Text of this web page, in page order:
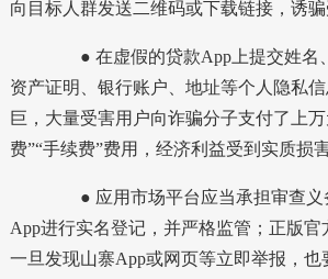
向目标人群发送二维码或下载链接，诱
● 在虚假的贷款App上提交姓名
资产证明、银行账户、地址等个人隐私
巨，大量受害用户向诈骗分子支付了上
费”“手续费”费用，经济利益受到实质损
● 应用市场平台应当承担审查义
App进行实名登记，并严格监管；正版官
一旦发现山寨App或网页等立即举报，